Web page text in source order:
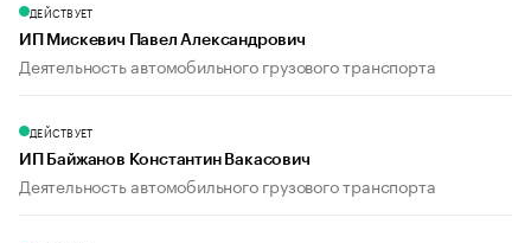
ДЕЙСТВУЕТ
ИП Мискевич Павел Александрович
Деятельность автомобильного грузового транспорта
ДЕЙСТВУЕТ
ИП Байжанов Константин Вакасович
Деятельность автомобильного грузового транспорта